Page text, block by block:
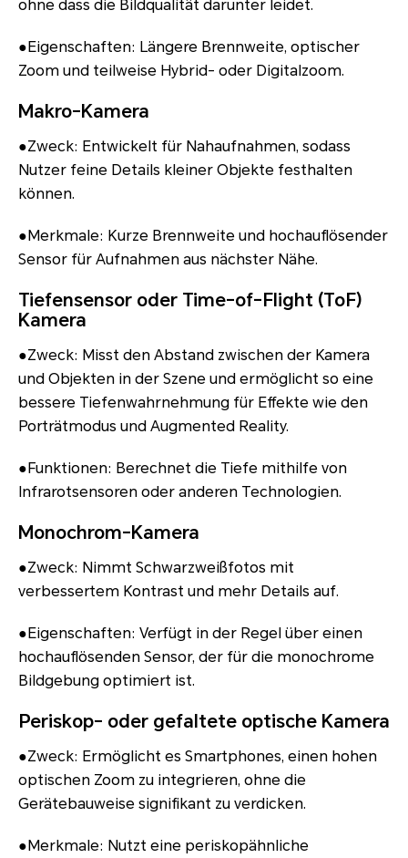
ohne dass die Bildqualität darunter leidet.
●Eigenschaften: Längere Brennweite, optischer
Zoom und teilweise Hybrid- oder Digitalzoom.
Makro-Kamera
●Zweck: Entwickelt für Nahaufnahmen, sodass
Nutzer feine Details kleiner Objekte festhalten
können.
●Merkmale: Kurze Brennweite und hochauflösender
Sensor für Aufnahmen aus nächster Nähe.
Tiefensensor oder Time-of-Flight (ToF)
Kamera
●Zweck: Misst den Abstand zwischen der Kamera
und Objekten in der Szene und ermöglicht so eine
bessere Tiefenwahrnehmung für Effekte wie den
Porträtmodus und Augmented Reality.
●Funktionen: Berechnet die Tiefe mithilfe von
Infrarotsensoren oder anderen Technologien.
Monochrom-Kamera
●Zweck: Nimmt Schwarzweißfotos mit
verbessertem Kontrast und mehr Details auf.
●Eigenschaften: Verfügt in der Regel über einen
hochauflösenden Sensor, der für die monochrome
Bildgebung optimiert ist.
Periskop- oder gefaltete optische Kamera
●Zweck: Ermöglicht es Smartphones, einen hohen
optischen Zoom zu integrieren, ohne die
Gerätebauweise signifikant zu verdicken.
●Merkmale: Nutzt eine periskopähnliche